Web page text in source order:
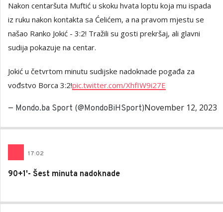
Nakon centaršuta Muftić u skoku hvata loptu koja mu ispada
iz ruku nakon kontakta sa Ćelićem, a na pravom mjestu se
našao Ranko Jokić - 3:2! Tražili su gosti prekršaj, ali glavni
sudija pokazuje na centar.
Jokić u četvrtom minutu sudijske nadoknade pogađa za
vođstvo Borca 3:2!pic.twitter.com/XhfIW9i27E
— Mondo.ba Sport (@MondoBiHSport)November 12, 2023
17:02
90+1'- Šest minuta nadoknade